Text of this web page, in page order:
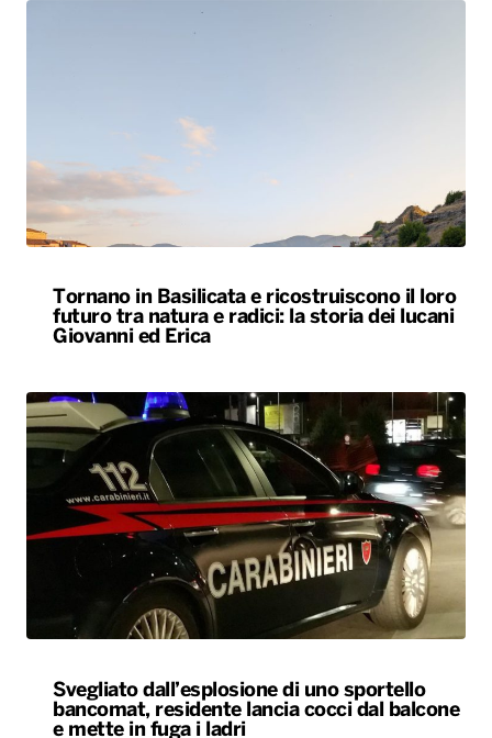
Tornano in Basilicata e ricostruiscono il loro
futuro tra natura e radici: la storia dei lucani
Giovanni ed Erica
Svegliato dall’esplosione di uno sportello
bancomat, residente lancia cocci dal balcone
e mette in fuga i ladri